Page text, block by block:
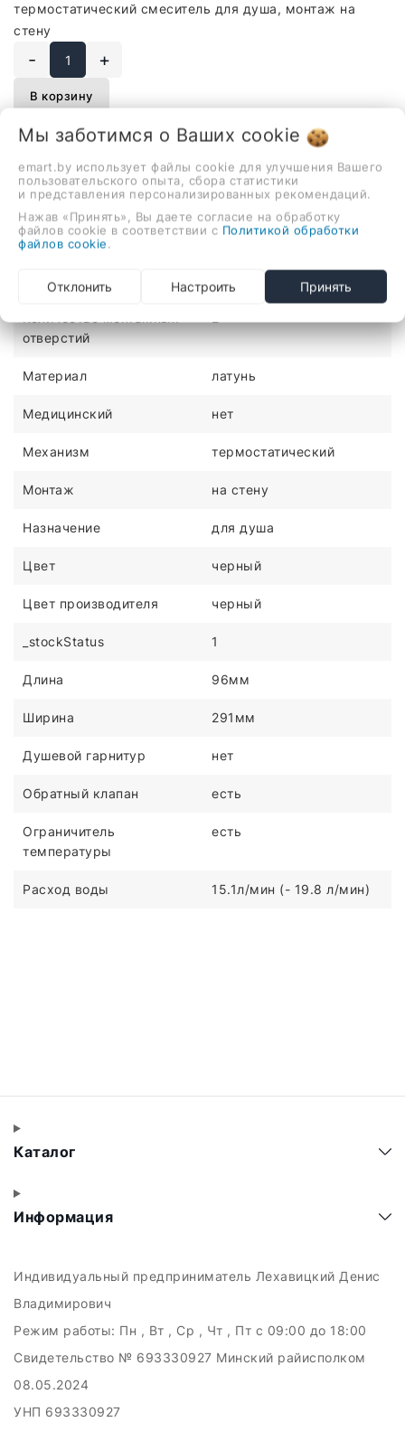
термостатический смеситель для душа, монтаж на
стену
- +
В корзину
Описание Отзывы
термостатический смеситель для душа, монтаж на
стену
ХАРАКТЕРИСТИКИ
отверстий
Материал латунь
Медицинский нет
Механизм термостатический
Монтаж на стену
Назначение для душа
Цвет черный
Цвет производителя черный
_stockStatus 1
Длина 96мм
Ширина 291мм
Душевой гарнитур нет
Обратный клапан есть
Ограничитель
температуры
есть
Расход воды 15.1л/мин (- 19.8 л/мин)
Каталог
Информация
Индивидуальный предприниматель Лехавицкий Денис
Владимирович
Режим работы: Пн , Вт , Ср , Чт , Пт c 09:00 до 18:00
Свидетельство № 693330927 Минский райисполком
08.05.2024
УНП 693330927
Мы заботимся о Ваших cookie
emart.by использует файлы cookie для улучшения Вашего
пользовательского опыта, сбора статистики
и представления персонализированных рекомендаций.
Нажав «Принять», Вы даете согласие на обработку
файлов cookie в соответствии с Политикой обработки
файлов cookie.
Отклонить Настроить Принять